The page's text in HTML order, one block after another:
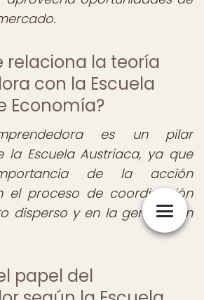
relaciona la teoría
con la Escuela
Economía?
es un pilar
la Escuela Austriaca, ya que
de la acción
proceso de coordinación
disperso y en la generación
papel del